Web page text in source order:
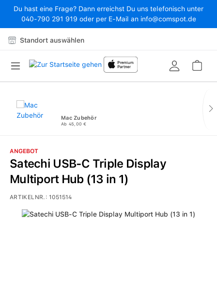
Zum Hauptinhalt springen
Du hast eine Frage? Dann erreichst Du uns telefonisch unter
040-790 291 919 oder per E-Mail an info@comspot.de
Standort auswählen
Mac Zubehör
Ab 45,00 €
Bildergalerie überspringen
ANGEBOT
Satechi USB-C Triple Display
Multiport Hub (13 in 1)
ARTIKELNR.:1051514